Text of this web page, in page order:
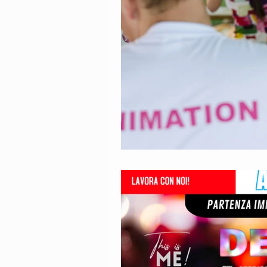
Animatori Mini Club
animazione per hotels
Offerte di lavoro stagione estiva
Staff di animatori turistici
Servizi di animazione turistica